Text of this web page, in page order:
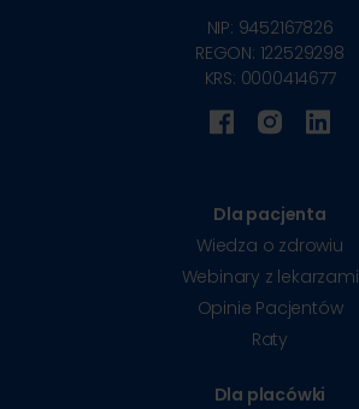
NIP: 9452167826
REGON: 122529298
KRS: 0000414677
Dla pacjenta
Wiedza o zdrowiu
Webinary z lekarzami
Opinie Pacjentów
Raty
Dla placówki